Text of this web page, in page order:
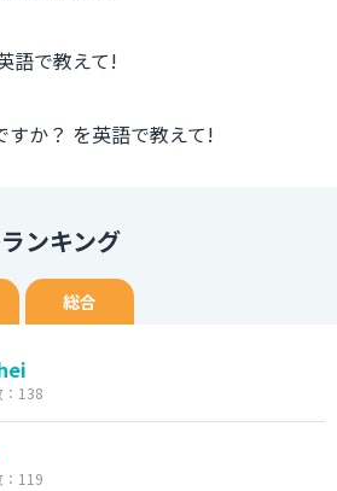
語で教えて!
すか？ を英語で教えて!
ンキング
総合
：138
：119